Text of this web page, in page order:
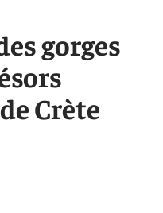
gorges
Crète